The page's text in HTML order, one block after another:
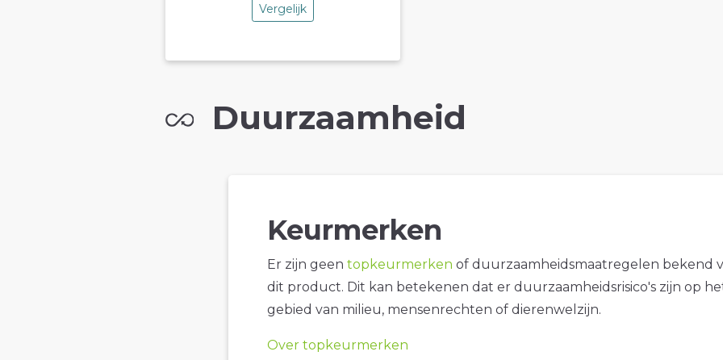
Vergelijk
Duurzaamheid
Keurmerken
Er zijn geen topkeurmerken of duurzaamheidsmaatregelen bekend
dit product. Dit kan betekenen dat er duurzaamheidsrisico's zijn op
gebied van milieu, mensenrechten of dierenwelzijn.
Over topkeurmerken